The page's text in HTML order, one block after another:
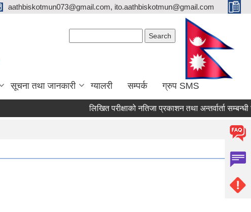
aathbiskotmun073@gmail.com, ito.aathbiskotmun@gmail.com
सूचना तथा जानकारी ग्यालरी सम्पर्क ग्रुप SMS
लिखित परीक्षाको नतिजा प्रकाशन तथा अन्तर्वार्ता सम्बन्धी